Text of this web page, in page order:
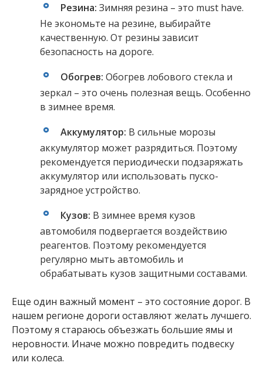
Резина: Зимняя резина – это must have.
Не экономьте на резине, выбирайте
качественную. От резины зависит
безопасность на дороге.
Обогрев: Обогрев лобового стекла и
зеркал – это очень полезная вещь. Особенно
в зимнее время.
Аккумулятор: В сильные морозы
аккумулятор может разрядиться. Поэтому
рекомендуется периодически подзаряжать
аккумулятор или использовать пуско-
зарядное устройство.
Кузов: В зимнее время кузов
автомобиля подвергается воздействию
реагентов. Поэтому рекомендуется
регулярно мыть автомобиль и
обрабатывать кузов защитными составами.
Еще один важный момент – это состояние дорог. В
нашем регионе дороги оставляют желать лучшего.
Поэтому я стараюсь объезжать большие ямы и
неровности. Иначе можно повредить подвеску
или колеса.